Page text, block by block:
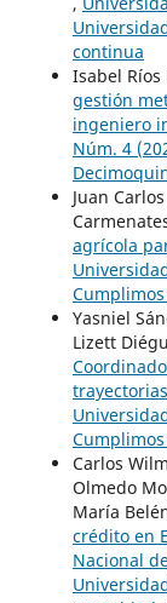
continua
Isabel Ríos
gestión
ingeniero
Núm. 4
Juan
agrícola
Yasniel
Lizett
Carlos
Olmedo
María
crédito en
Nacional